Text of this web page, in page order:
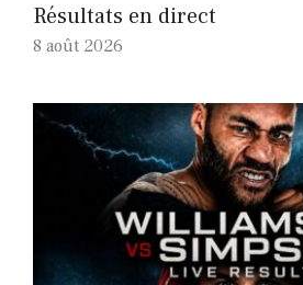
Résultats en direct
8 août 2026